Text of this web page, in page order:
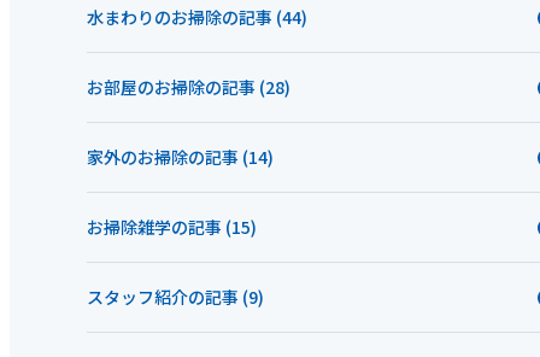
水まわりのお掃除の記事 (44)
お部屋のお掃除の記事 (28)
家外のお掃除の記事 (14)
お掃除雑学の記事 (15)
スタッフ紹介の記事 (9)